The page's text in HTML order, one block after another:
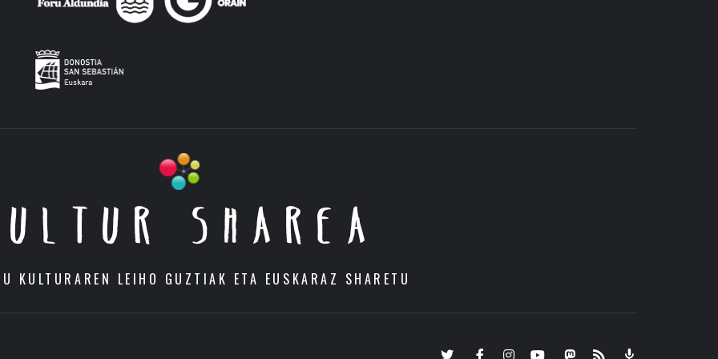
SHAREA
KULTURAREN LEIHO GUZTIAK ETA EUSKARAZ SHARETU
TwitterFacebookInstagramYoutubeMastodon.eus
RSS Podcast